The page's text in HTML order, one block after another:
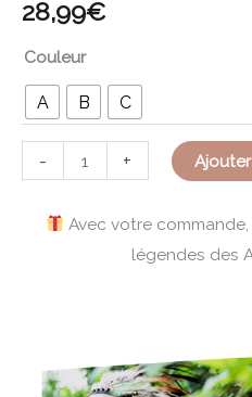
28,99€
Couleur
A B C
- +
Avec votre
légendes des